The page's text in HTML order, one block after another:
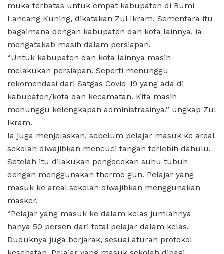
muka terbatas untuk empat kabupaten di Bumi
Lancang Kuning, dikatakan Zul Ikram. Sementara itu
bagaimana dengan kabupaten dan kota lainnya, ia
mengatakab masih dalam persiapan.
“Untuk kabupaten dan kota lainnya masih
melakukan persiapan. Seperti menunggu
rekomendasi dari Satgas Covid-19 yang ada di
kabupaten/kota dan kecamatan. Kita masih
menunggu kelengkapan administrasinya,” ungkap Zul
Ikram.
Ia juga menjelaskan, sebelum pelajar masuk ke areal
sekolah diwajibkan mencuci tangan terlebih dahulu.
Setelah itu dilakukan pengecekan suhu tubuh
dengan menggunakan thermo gun. Pelajar yang
masuk ke areal sekolah diwajibkan menggunakan
masker.
“Pelajar yang masuk ke dalam kelas jumlahnya
hanya 50 persen dari total pelajar dalam kelas.
Duduknya juga berjarak, sesuai aturan protokol